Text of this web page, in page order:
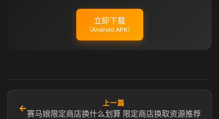
立即下载
（Android APK）
←
上一篇
赛马娘限定商店换什么划算 限定商店换取资源推荐